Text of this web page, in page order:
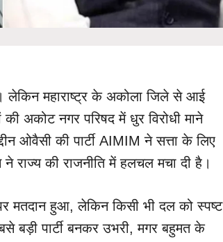
लेकिन महाराष्ट्र के अकोला जिले से आई
अकोट नगर परिषद में धुर विरोधी माने
ओवैसी की पार्टी AIMIM ने सत्ता के लिए
राज्य की राजनीति में हलचल मचा दी है।
मतदान हुआ, लेकिन किसी भी दल को स्पष्ट
बड़ी पार्टी बनकर उभरी, मगर बहुमत के